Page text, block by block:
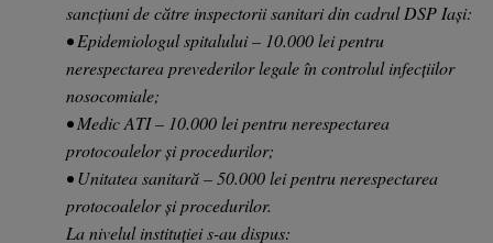
sancțiuni de către inspectorii sanitari din cadrul DSP Iași:
• Epidemiologul spitalului – 10.000 lei pentru
nerespectarea prevederilor legale în controlul infecțiilor
nosocomiale;
• Medic ATI – 10.000 lei pentru nerespectarea
protocoalelor și procedurilor;
• Unitatea sanitară – 50.000 lei pentru nerespectarea
protocoalelor și procedurilor.
La nivelul instituției s-au dispus: